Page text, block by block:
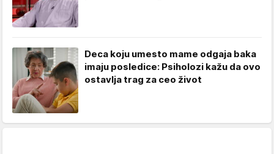
Deca koju umesto mame odgaja baka
imaju posledice: Psiholozi kažu da ovo
ostavlja trag za ceo život